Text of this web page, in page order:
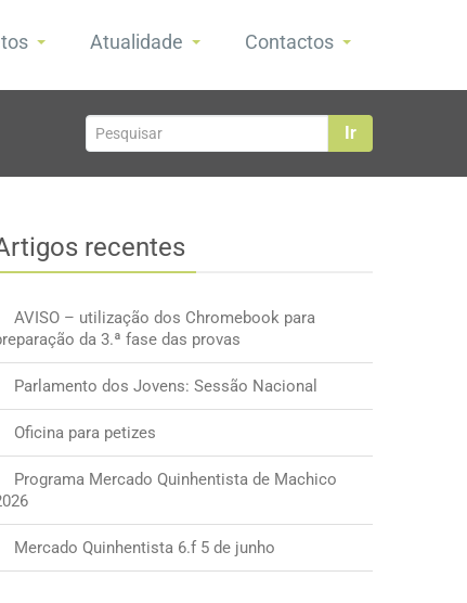
Atualidade Contactos
Ir
recentes
AVISO – utilização dos Chromebook para
da 3.ª fase das provas
Parlamento dos Jovens: Sessão Nacional
Oficina para petizes
Programa Mercado Quinhentista de Machico
Mercado Quinhentista 6.f 5 de junho